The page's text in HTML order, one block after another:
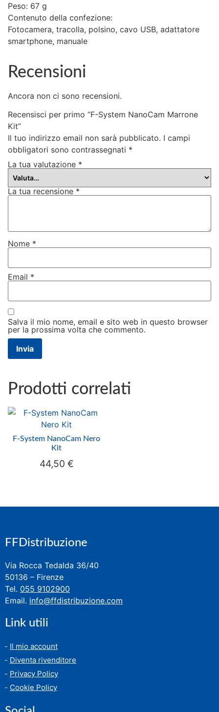
Peso: 67 g
Contenuto della confezione:
Fotocamera, tracolla, polsino, cavo USB, adattatore
smartphone, manuale
Recensioni
Ancora non ci sono recensioni.
Recensisci per primo “F-System NanoCam Marrone
Kit”
Il tuo indirizzo email non sarà pubblicato. I campi
obbligatori sono contrassegnati *
La tua valutazione *
La tua recensione *
Nome *
Email *
Salva il mio nome, email e sito web in questo browser
per la prossima volta che commento.
Prodotti correlati
F-System NanoCam Nero
Kit
44,50 €
FFDistribuzione
Via Rocca Tedalda 36/40
50136 – Firenze
Tel. 055 9102900
Email. info@ffdistribuzione.com
Link utili
Il mio account
Diventa rivenditore
Privacy Policy
Cookie Policy